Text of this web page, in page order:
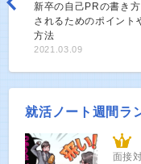
新卒の自己PRの書き
されるためのポイント
方法
2021.03.09
就活ノート週間ラ
面接